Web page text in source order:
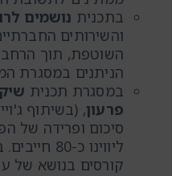
בתכנית נושמים
והשירותים
השוטפת, תוך
הניתנים במסגרת
במסגרת תכנית
פרעון, (בשיתוף
סיכום ופרידה של
ליווינו
קורסים בנושא של